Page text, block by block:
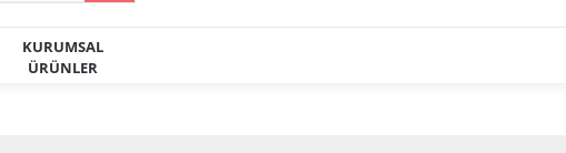
KURUMSAL
ÜRÜNLER